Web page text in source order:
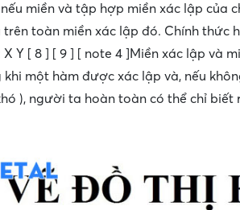
miền và tập hợp miền xác lập của
toàn miền xác lập đó. Chính thức
Y [ 8 ] [ 9 ] [ note 4 ]Miền xác lập và
một hàm được xác lập và, nếu
), người ta hoàn toàn có thể chỉ